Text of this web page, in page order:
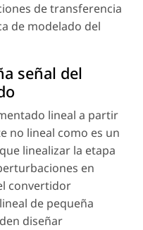
de transferencia
de modelado del
señal del
lineal a partir
no lineal como es un
linealizar la etapa
en
convertidor
de pequeña
diseñar